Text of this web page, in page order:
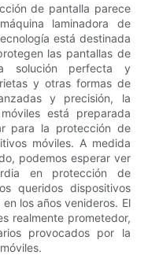
de pantalla parece
laminadora de
está destinada
las pantallas de
solución perfecta y
y otras formas de
y precisión, la
está preparada
para la protección de
móviles. A medida
podemos esperar ver
en protección de
queridos dispositivos
los años venideros. El
realmente prometedor,
provocados por la